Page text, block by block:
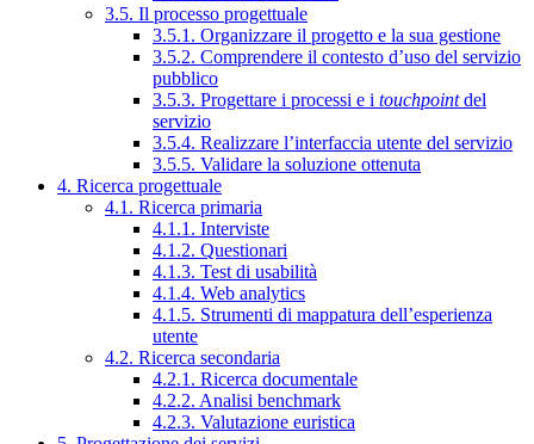
3.5. Il processo progettuale
3.5.1. Organizzare il progetto e la sua gestione
3.5.2. Comprendere il contesto d’uso del servizio
pubblico
3.5.3. Progettare i processi e i touchpointdel
servizio
3.5.4. Realizzare l’interfaccia utente del servizio
3.5.5. Validare la soluzione ottenuta
4. Ricerca progettuale
4.1. Ricerca primaria
4.1.1. Interviste
4.1.2. Questionari
4.1.3. Test di usabilità
4.1.4. Web analytics
4.1.5. Strumenti di mappatura dell’esperienza
utente
4.2. Ricerca secondaria
4.2.1. Ricerca documentale
4.2.2. Analisi benchmark
4.2.3. Valutazione euristica